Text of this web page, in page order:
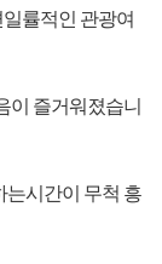
률적인 관광여
이 즐거워졌습니
시간이 무척 흥